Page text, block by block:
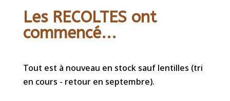
Les RECOLTES ont
commencé...
Tout est à nouveau en stock sauf lentilles (tri
en cours - retour en septembre).